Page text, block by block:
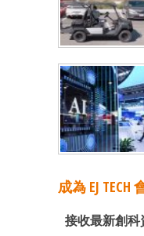
成為 EJ TECH
接收最新創科